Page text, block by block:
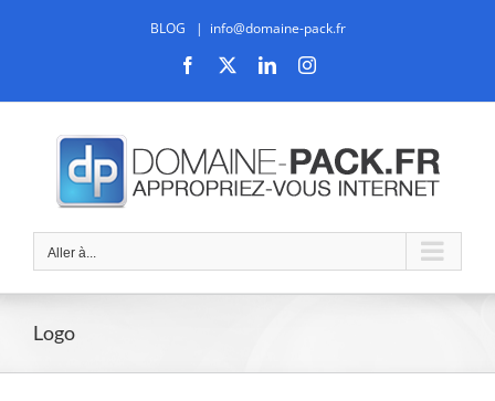
BLOG | info@domaine-pack.fr
Facebook LinkedInInstagram
Aller à...
Logo